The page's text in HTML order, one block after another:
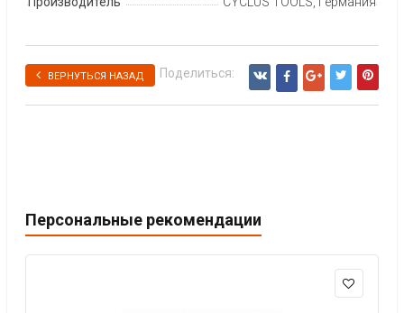
ВЕРНУТЬСЯ НАЗАД Поделиться:
Персональные рекомендации